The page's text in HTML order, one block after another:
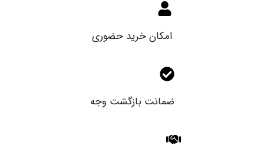
امکان خرید حضوری
ضمانت بازگشت وجه